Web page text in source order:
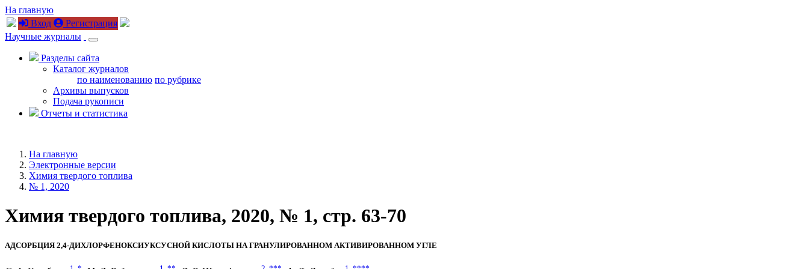
На главную
Вход
Регистрация
Научные журналы
Разделы сайта
Каталог журналов
по наименованию по рубрике
Архивы выпусков
Подача рукописи
Отчеты и статистика
На главную
Электронные версии
Химия твердого топлива
№ 1, 2020
Химия твердого топлива, 2020, № 1, стр. 63-70
АДСОРБЦИЯ 2,4-ДИХЛОРФЕНОКСИУКСУСНОЙ КИСЛОТЫ НА ГРАНУЛИРОВАННОМ АКТИВИРОВАННОМ УГЛЕ